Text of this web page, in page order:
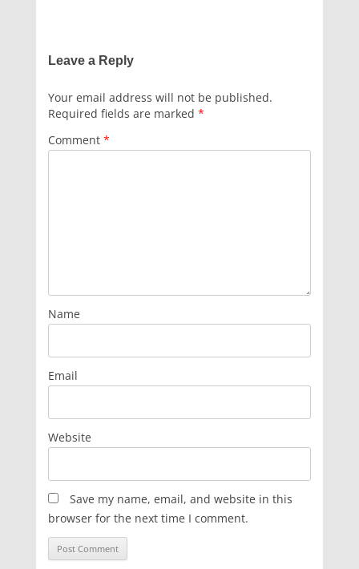
Leave a Reply
Your email address will not be published.
Required fields are marked *
Comment *
Name
Email
Website
Save my name, email, and website in this
browser for the next time I comment.